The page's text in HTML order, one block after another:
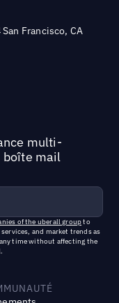
Francisco, CA
multi-
boîte mail
of the uberall groupto
and market trends as
time without affecting the